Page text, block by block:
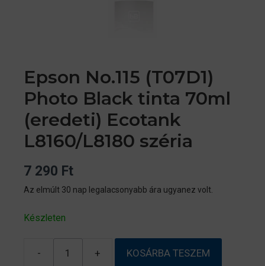
Epson No.115 (T07D1)
Photo Black tinta 70ml
(eredeti) Ecotank
L8160/L8180 széria
7 290 Ft
Az elmúlt 30 nap legalacsonyabb ára ugyanez volt.
Készleten
-
Epson
+ KOSÁRBA TESZEM